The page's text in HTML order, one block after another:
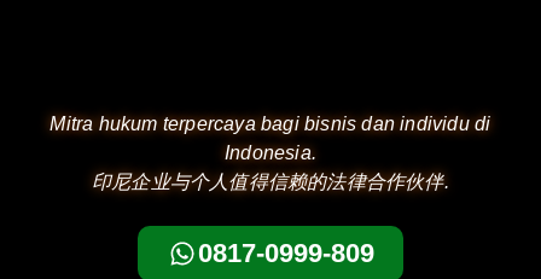
Mitra hukum terpercaya bagi bisnis dan individu di
Indonesia.
印尼企业与个人值得信赖的法律合作伙伴.
0817-0999-809